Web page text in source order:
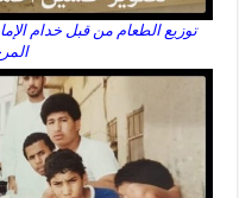
توزيع الطعام من قبل خدام